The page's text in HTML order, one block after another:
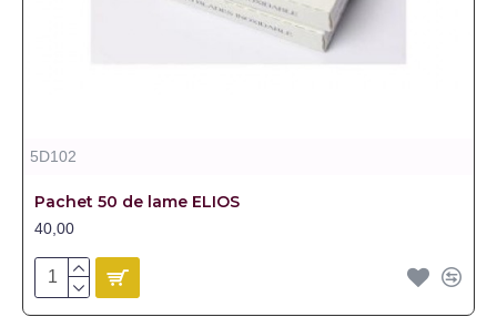
5D102
Pachet 50 de lame ELIOS
40,00